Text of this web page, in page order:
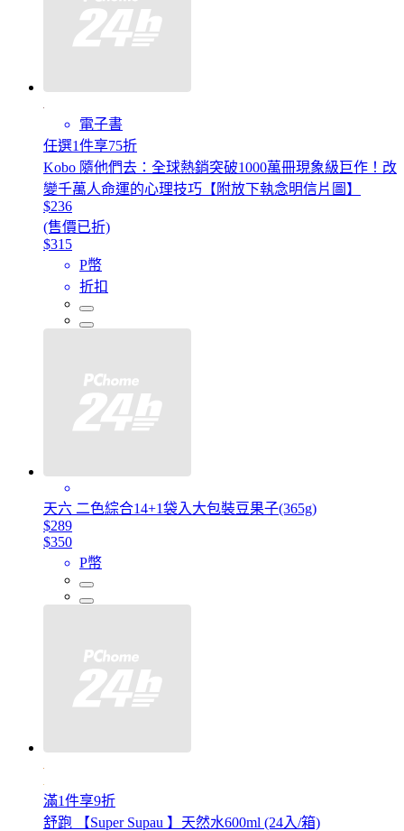
電子書
任選1件享75折
Kobo 隨他們去：全球熱銷突破1000萬冊現象級巨作！改
變千萬人命運的心理技巧【附放下執念明信片圖】
$236
(售價已折)
$315
P幣
折扣
天六 二色綜合14+1袋入大包裝豆果子(365g)
$289
$350
P幣
滿1件享9折
舒跑 【Super Supau 】天然水600ml (24入/箱)